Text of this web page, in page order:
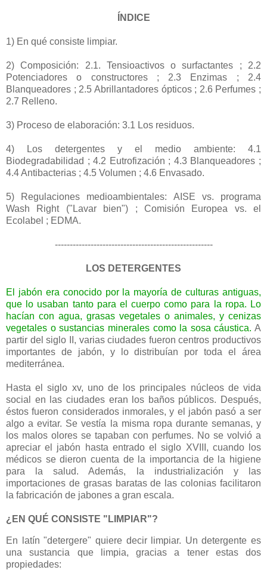
ÍNDICE
1) En qué consiste limpiar.
2) Composición: 2.1. Tensioactivos o surfactantes ; 2.2
Potenciadores o constructores ; 2.3 Enzimas ; 2.4
Blanqueadores ; 2.5 Abrillantadores ópticos ; 2.6 Perfumes ;
2.7 Relleno.
3) Proceso de elaboración: 3.1 Los residuos.
4) Los detergentes y el medio ambiente: 4.1
Biodegradabilidad ; 4.2 Eutrofización ; 4.3 Blanqueadores ;
4.4 Antibacterias ; 4.5 Volumen ; 4.6 Envasado.
5) Regulaciones medioambientales: AISE vs. programa
Wash Right ("Lavar bien") ; Comisión Europea vs. el
Ecolabel ; EDMA.
-----------------------------------------------------
LOS DETERGENTES
El jabón era conocido por la mayoría de culturas antiguas,
que lo usaban tanto para el cuerpo como para la ropa. Lo
hacían con agua, grasas vegetales o animales, y cenizas
vegetales o sustancias minerales como la sosa cáustica. A
partir del siglo II, varias ciudades fueron centros productivos
importantes de jabón, y lo distribuían por toda el área
mediterránea.
Hasta el siglo xv, uno de los principales núcleos de vida
social en las ciudades eran los baños públicos. Después,
éstos fueron considerados inmorales, y el jabón pasó a ser
algo a evitar. Se vestía la misma ropa durante semanas, y
los malos olores se tapaban con perfumes. No se volvió a
apreciar el jabón hasta entrado el siglo XVIII, cuando los
médicos se dieron cuenta de la importancia de la higiene
para la salud. Además, la industrialización y las
importaciones de grasas baratas de las colonias facilitaron
la fabricación de jabones a gran escala.
¿EN QUÉ CONSISTE "LIMPIAR"?
En latín "detergere" quiere decir limpiar. Un detergente es
una sustancia que limpia, gracias a tener estas dos
propiedades: